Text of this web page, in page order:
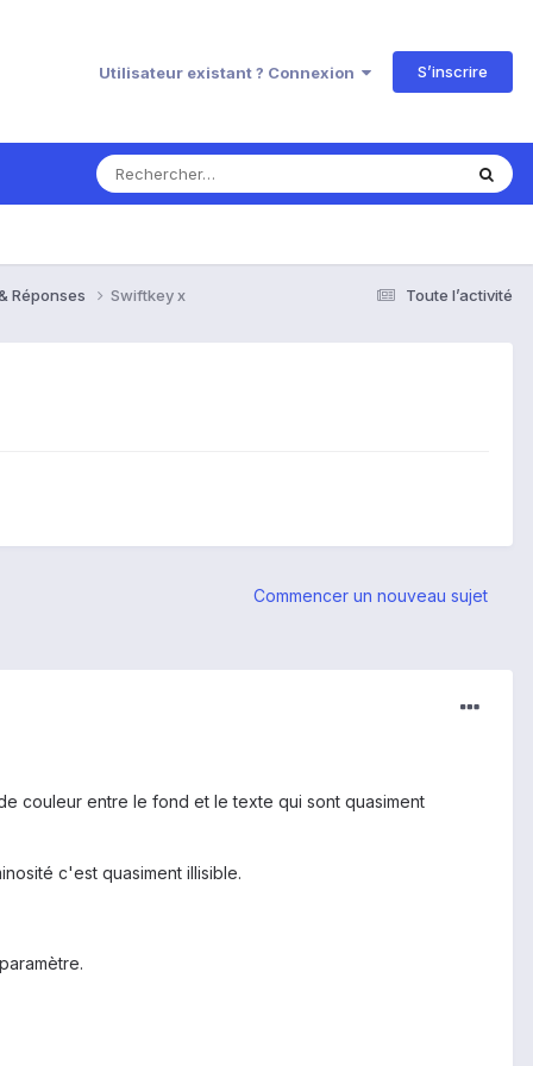
Utilisateur existant ? Connexion S’inscrire
Toute l’activité
Réponses Swiftkey x
Commencer un nouveau sujet
couleur entre le fond et le texte qui sont quasiment
c'est quasiment illisible.